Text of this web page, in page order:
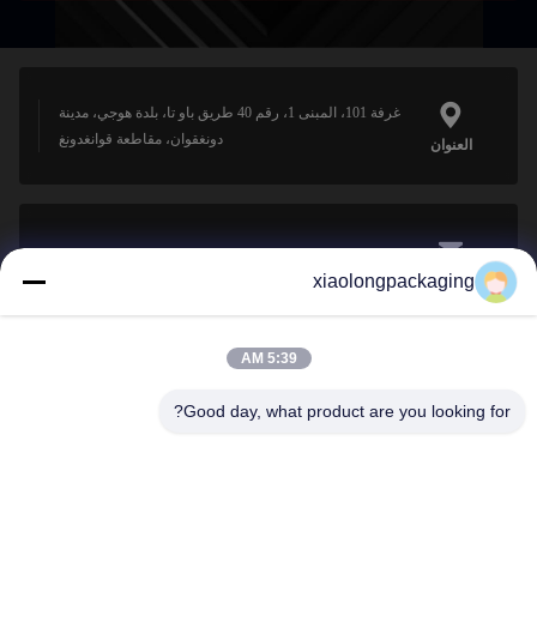
العنوان
غرفة 101، المبنى 1، رقم 40 طريق باو تا، بلدة هوجي، مدينة
دونغقوان، مقاطعة قوانغدونغ
البريد
Tina@xiaolongpackaging.com
0086-15322891631
xiaolongpackaging
5:39 AM
Good day, what product are you looking for?